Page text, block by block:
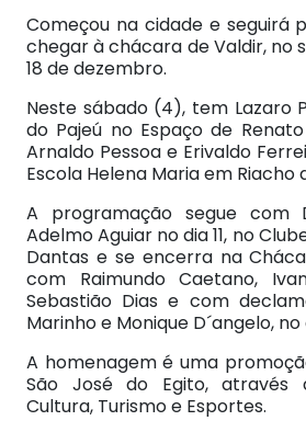
Começou na cidade e seguirá
chegar à chácara de Valdir, no
18 de dezembro.
Neste sábado (4), tem Lazaro
do Pajeú no Espaço de
Arnaldo Pessoa e Erivaldo
Escola Helena Maria em Riacho
A programação segue com
Adelmo Aguiar no dia 11, no
Dantas e se encerra na
com Raimundo Caetano,
Sebastião Dias e com
Marinho e Monique D´angelo, no
A homenagem é uma
São José do Egito, através
Cultura, Turismo e Esportes.